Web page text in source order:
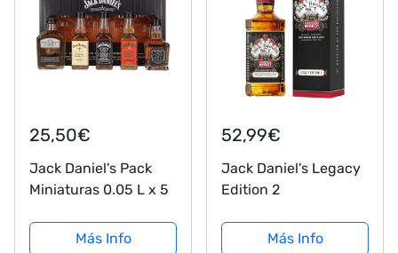
25,50€
Jack Daniel's Pack
Miniaturas 0.05 L x 5
Más Info
52,99€
Jack Daniel's Legacy
Edition 2
Más Info